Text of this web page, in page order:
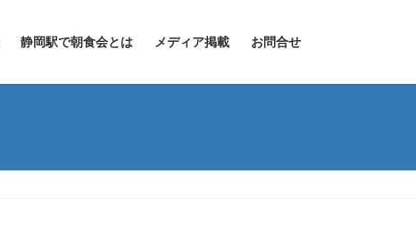
静岡駅で朝食会とは メディア掲載 お問合せ